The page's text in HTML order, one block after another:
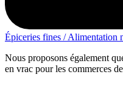
Épiceries fines / Alimentation
Nous proposons également
en vrac pour les commerces